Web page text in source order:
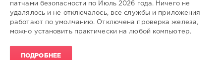
,
Windows
10
патчами безопасности по Июль 2026 года. Ничего не
удалялось и не отключалось, все службы и приложения
работают по умолчанию. Отключена проверка железа,
можно установить практически на любой компьютер.
ПОДРОБНЕЕ